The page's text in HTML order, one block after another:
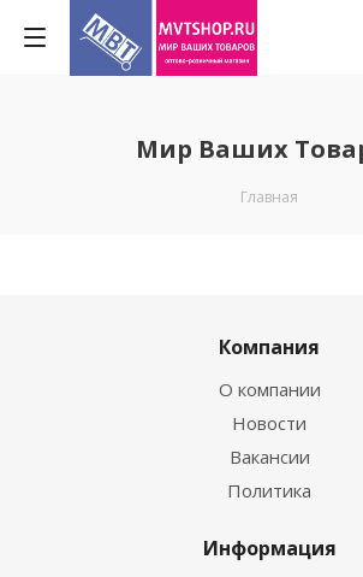
Мир Ваших
Главная
Компания
О компании
Новости
Вакансии
Политика
Информация